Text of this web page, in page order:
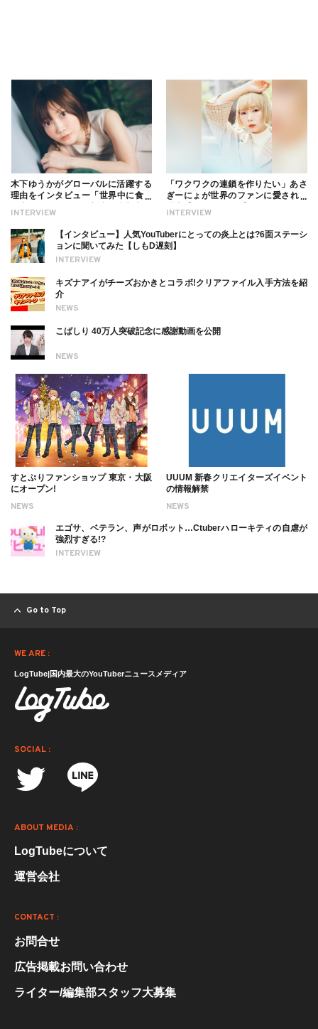
INTERVIEW
木下ゆうかがグローバルに活躍する
理由をインタビュー「世界中に食べ
ついても
INTERVIEW
「ワクワクの連鎖を作りたい」あさ
ぎーにょが世界のファンに愛される
INTERVIEW
【インタビュー】人気YouTuberにとっての炎上とは?6面ステーシ
ョンに聞いてみた【しもD遅刻】
NEWS
キズナアイがチーズおかきとコラボ!クリアファイル入手方法を紹
介
NEWS
こばしり 40万人突破記念に感謝動画を公開
NEWS
すとぷりファンショップ 東京・大阪
にオープン!
NEWS
UUUM 新春クリエイターズイベント
の情報解禁
INTERVIEW
エゴサ、ベテラン、声がロボット…Ctuberハローキティの自虐が
強烈すぎる!?
Go to Top
WE ARE :
LogTube|国内最大のYouTuberニュースメディア
SOCIAL :
ABOUT MEDIA :
LogTubeについて
運営会社
CONTACT :
お問合せ
広告掲載お問い合わせ
ライター/編集部スタッフ大募集